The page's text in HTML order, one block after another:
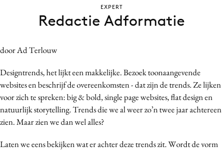
Campagnes
Contentmarketing
Craft
Customer Experience
Data & Insights
Design
Digital transformation
Diversiteit
door Ad Terlouw
Designtrends, het lijkt een makkelijke. Bezoek toonaangevende
websites en beschrijf de overeenkomsten - dat zijn de trends. Ze lijken
voor zich te spreken: big & bold, single page websites, flat design en
natuurlijk storytelling. Trends die we al weer zo’n twee jaar achtereen
zien. Maar zien we dan wel alles?
Laten we eens bekijken wat er achter deze trends zit. Wordt de vorm
EXPERT
Redactie Adformatie